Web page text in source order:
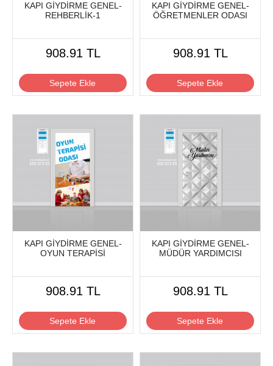
KAPI GİYDİRME GENEL-
REHBERLİK-1
908.91 TL
Sepete Ekle
KAPI GİYDİRME GENEL-
ÖĞRETMENLER ODASI
908.91 TL
Sepete Ekle
KAPI GİYDİRME GENEL-
OYUN TERAPİSİ
908.91 TL
Sepete Ekle
KAPI GİYDİRME GENEL-
MÜDÜR YARDIMCISI
908.91 TL
Sepete Ekle